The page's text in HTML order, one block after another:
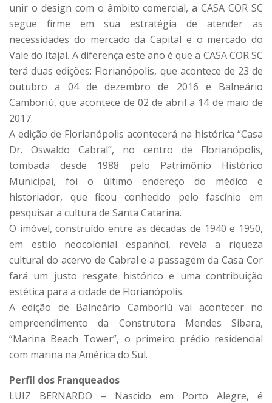
unir o design com o âmbito comercial, a CASA COR SC
segue firme em sua estratégia de atender as
necessidades do mercado da Capital e o mercado do
Vale do Itajaí. A diferença este ano é que a CASA COR SC
terá duas edições: Florianópolis, que acontece de 23 de
outubro a 04 de dezembro de 2016 e Balneário
Camboriú, que acontece de 02 de abril a 14 de maio de
2017.
A edição de Florianópolis acontecerá na histórica “Casa
Dr. Oswaldo Cabral”, no centro de Florianópolis,
tombada desde 1988 pelo Patrimônio Histórico
Municipal, foi o último endereço do médico e
historiador, que ficou conhecido pelo fascínio em
pesquisar a cultura de Santa Catarina.
O imóvel, construído entre as décadas de 1940 e 1950,
em estilo neocolonial espanhol, revela a riqueza
cultural do acervo de Cabral e a passagem da Casa Cor
fará um justo resgate histórico e uma contribuição
estética para a cidade de Florianópolis.
A edição de Balneário Camboriú vai acontecer no
empreendimento da Construtora Mendes Sibara,
“Marina Beach Tower”, o primeiro prédio residencial
com marina na América do Sul.
Perfil dos Franqueados
LUIZ BERNARDO – Nascido em Porto Alegre, é